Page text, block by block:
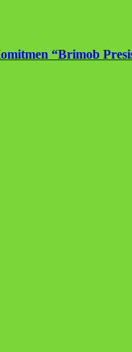
“Brimob